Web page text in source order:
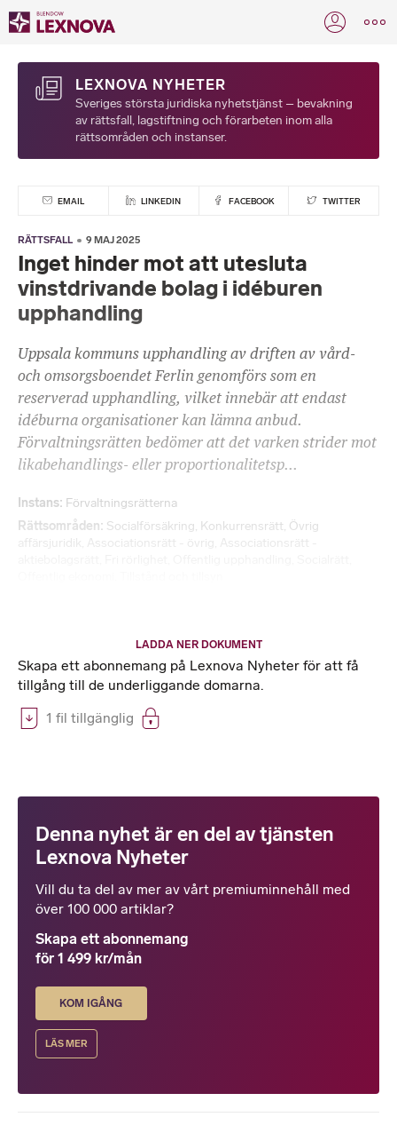
LEXNOVA NYHETER
Sveriges största juridiska nyhetstjänst – bevakning
av rättsfall, lagstiftning och förarbeten inom alla
rättsområden och instanser.
EMAIL LINKEDIN FACEBOOK TWITTER
RÄTTSFALL 9 MAJ 2025
Inget hinder mot att utesluta
vinstdrivande bolag i idéburen
upphandling
Uppsala kommuns upphandling av driften av vård-
och omsorgsboendet Ferlin genomförs som en
reserverad upphandling, vilket innebär att endast
idéburna organisationer kan lämna anbud.
Förvaltningsrätten bedömer att det varken strider mot
likabehandlings- eller proportionalitetsp...
Instans Förvaltningsrätterna
Rättsområden Socialförsäkring, Konkurrensrätt, Övrig
affärsjuridik
Associationsrätt - övrig
Associationsrätt -
LADDA NER DOKUMENT
Skapa ett abonnemang på Lexnova Nyheter för att få
tillgång till de underliggande domarna.
1 fil tillgänglig
Denna nyhet är en del av tjänsten
Lexnova Nyheter
Vill du ta del av mer av vårt premiuminnehåll med
över 100 000 artiklar?
Skapa ett abonnemang
för 1 499 kr/mån
KOM IGÅNG
LÄS MER